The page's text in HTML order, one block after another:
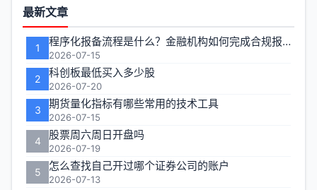
功
能
区
最新文章
1 程序化报备流程是什么？金融机构如何完成合规报备
2026-07-15
2 科创板最低买入多少股
2026-07-20
3 期货量化指标有哪些常用的技术工具
2026-07-15
4 股票周六周日开盘吗
2026-07-19
5 怎么查找自己开过哪个证券公司的账户
2026-07-13